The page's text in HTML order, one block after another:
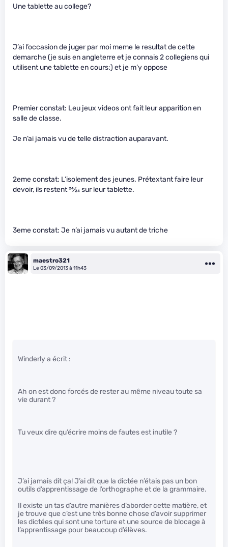
Une tablette au college?
J’ai l’occasion de juger par moi meme le resultat de cette
demarche (je suis en angleterre et je connais 2 collegiens qui
utilisent une tablette en cours:) et je m’y oppose
Premier constat: Leu jeux videos ont fait leur apparition en
salle de classe.
Je n’ai jamais vu de telle distraction auparavant.
2eme constat: L’isolement des jeunes. Prétextant faire leur
devoir, ils restent24⁄24sur leur tablette.
3eme constat: Je n’ai jamais vu autant de triche
maestro321
Le 03/09/2013 à 11h43
Winderly a écrit :
Ah on est donc forcés de rester au même niveau toute sa
vie durant ?
Tu veux dire qu’écrire moins de fautes est inutile ?
J’ai jamais dit ça! J’ai dit que la dictée n’étais pas un bon
outils d’apprentissage de l’orthographe et de la grammaire.
Il existe un tas d’autre manières d’aborder cette matière, et
je trouve que c’est une très bonne chose d’avoir supprimer
les dictées qui sont une torture et une source de blocage à
l’apprentissage pour beaucoup d’élèves.